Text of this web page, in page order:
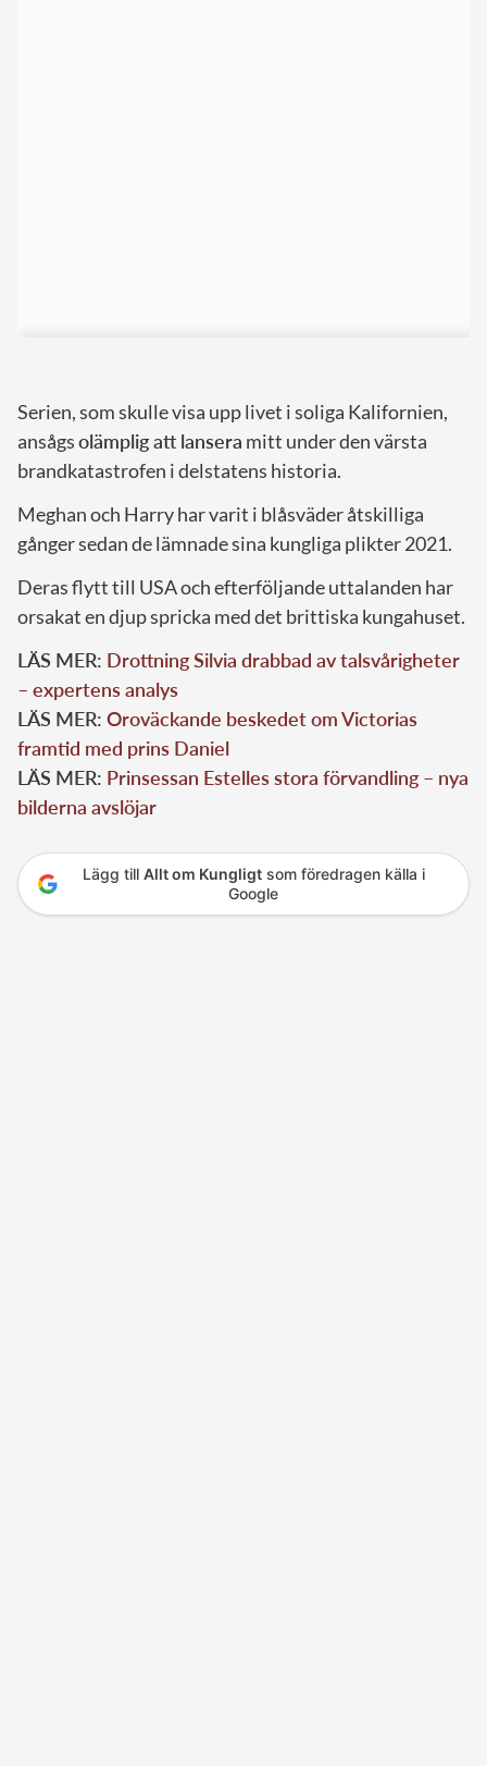
Serien, som skulle visa upp livet i soliga Kalifornien,
ansågsolämplig att lansera mitt under den värsta
brandkatastrofen i delstatens historia.
Meghan och Harry har varit i blåsväder åtskilliga
gånger sedan de lämnade sina kungliga plikter 2021.
Deras flytt till USA och efterföljande uttalanden har
orsakat en djup spricka med det brittiska kungahuset.
LÄS MER: Drottning Silvia drabbad av talsvårigheter
– expertens analys
LÄS MER: Oroväckande beskedet om Victorias
framtid med prins Daniel
LÄS MER: Prinsessan Estelles stora förvandling – nya
bilderna avslöjar
Lägg till Allt om Kungligtsom föredragen källa i
Google